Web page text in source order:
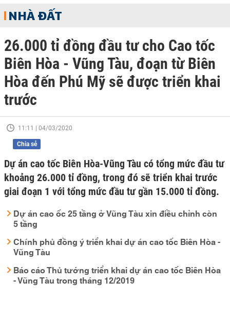
NHÀ ĐẤT
26.000 tỉ đồng đầu tư cho Cao tốc
Biên Hòa - Vũng Tàu, đoạn từ Biên
Hòa đến Phú Mỹ sẽ được triển khai
trước
11:11 | 04/03/2020
Chia sẻ
Dự án cao tốc Biên Hòa-Vũng Tàu có tổng mức đầu tư
khoảng 26.000 tỉ đồng, trong đó sẽ triển khai trước
giai đoạn 1 với tổng mức đầu tư gần 15.000 tỉ đồng.
Dự án cao ốc 25 tầng ở Vũng Tàu xin điều chỉnh còn
5 tầng
Chính phủ đồng ý triển khai dự án cao tốc Biên Hòa -
Vũng Tàu
Báo cáo Thủ tướng triển khai dự án cao tốc Biên Hòa
- Vũng Tàu trong tháng 12/2019